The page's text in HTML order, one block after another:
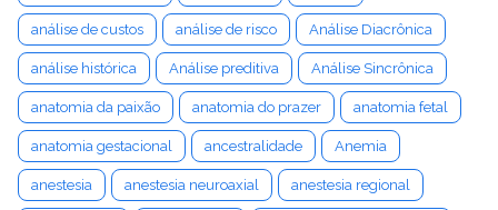
análise de custos análise de risco Análise Diacrônica
análise histórica Análise preditiva Análise Sincrônica
anatomia da paixão anatomia do prazer anatomia fetal
anatomia gestacional ancestralidade Anemia
anestesia anestesia neuroaxial anestesia regional